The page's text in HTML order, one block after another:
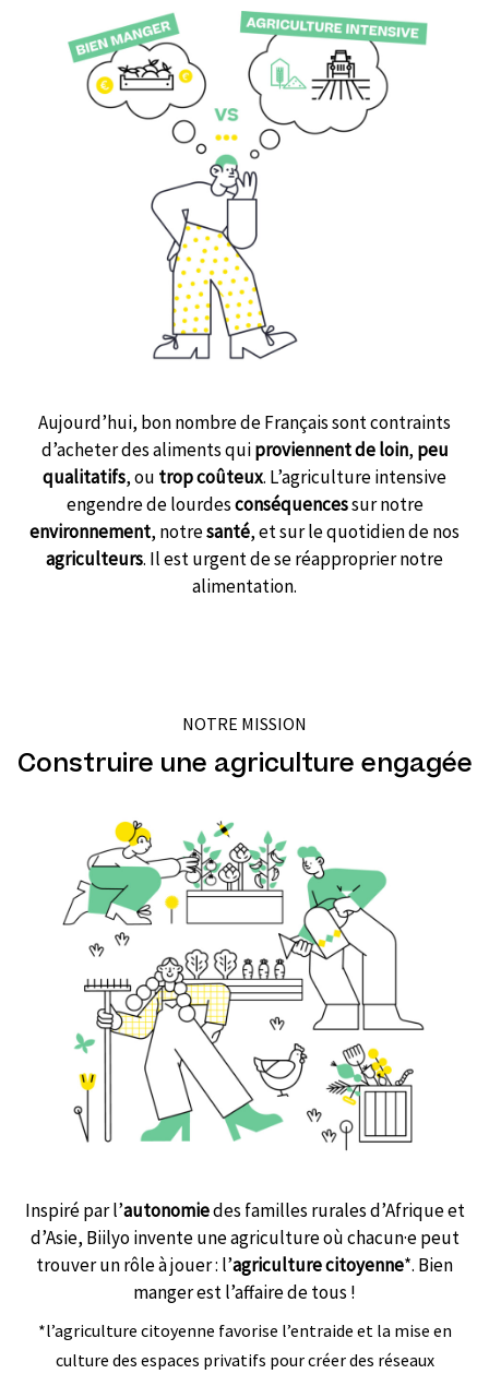
Aujourd’hui, bon nombre de Français sont contraints
d’acheter des aliments quiproviennent de loin, peu
qualitatifs, ou trop coûteux. L’agriculture intensive
engendre de lourdesconséquencessur notre
environnement, notresanté, et sur le quotidien de nos
agriculteurs. Il est urgent de se réapproprier notre
alimentation.
NOTRE MISSION
Construire une agriculture engagée
Inspiré par l’autonomiedes familles rurales d’Afrique et
d’Asie, Biilyo invente une agriculture où chacun·e peut
trouver un rôle à jouer : l’agriculture citoyenne*. Bien
manger est l’affaire de tous !
*l’agriculture citoyenne favorise l’entraide et la mise en
culture des espaces privatifs pour créer des réseaux